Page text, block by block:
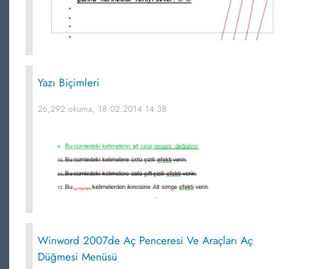
Yazı Biçimleri
26,292 okuma, 18.02.2014 14:38
Winword 2007de Aç Penceresi Ve Araçları Aç
Düğmesi Menüsü